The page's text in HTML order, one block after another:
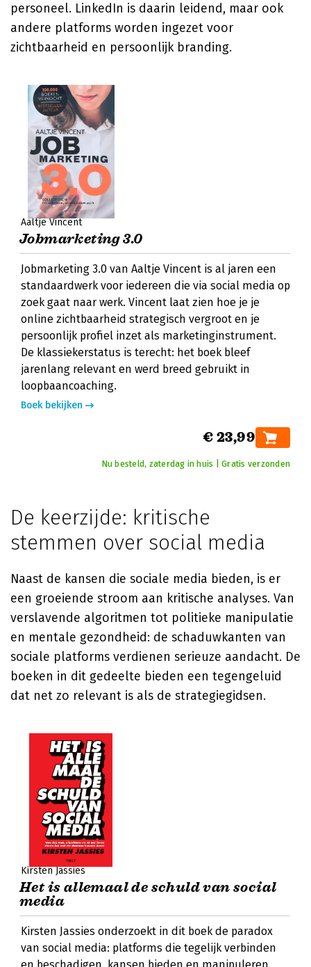
personeel. LinkedIn is daarin leidend, maar ook
andere platforms worden ingezet voor
zichtbaarheid en persoonlijk branding.
Aaltje Vincent
Jobmarketing 3.0
Jobmarketing 3.0 van Aaltje Vincent is al jaren een
standaardwerk voor iedereen die via social media op
zoek gaat naar werk. Vincent laat zien hoe je je
online zichtbaarheid strategisch vergroot en je
persoonlijk profiel inzet als marketinginstrument.
De klassiekerstatus is terecht: het boek bleef
jarenlang relevant en werd breed gebruikt in
loopbaancoaching.
Boek bekijken
€ 23,99
Nu besteld, zaterdag in huis | Gratis verzonden
De keerzijde: kritische
stemmen over social media
Naast de kansen die sociale media bieden, is er
een groeiende stroom aan kritische analyses. Van
verslavende algoritmen tot politieke manipulatie
en mentale gezondheid: de schaduwkanten van
sociale platforms verdienen serieuze aandacht. De
boeken in dit gedeelte bieden een tegengeluid
dat net zo relevant is als de strategiegidsen.
Kirsten Jassies
Het is allemaal de schuld van social
media
Kirsten Jassies onderzoekt in dit boek de paradox
van social media: platforms die tegelijk verbinden